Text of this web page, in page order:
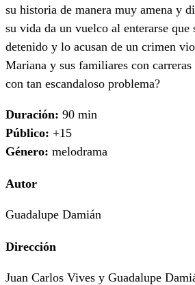
su historia de manera muy amena y
su vida da un vuelco al enterarse que
detenido y lo acusan de un crimen
Mariana y sus familiares con carreras
con tan escandaloso problema?
Duración: 90 min
Público: +15
Género: melodrama
Autor
Guadalupe Damián
Dirección
Juan Carlos Vives y Guadalupe